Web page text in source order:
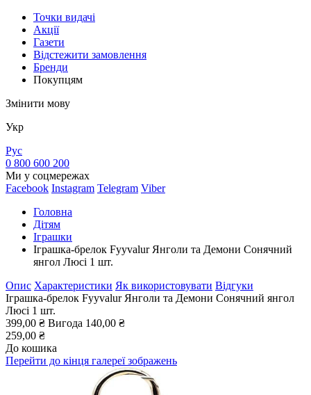
Точки видачi
Акції
Газети
Відстежити замовлення
Бренди
Покупцям
Змінити мову
Укр
Рус
0 800 600 200
Ми у соцмережах
Facebook Instagram Telegram Viber
Головна
Дітям
Іграшки
Іграшка-брелок Fyyvalur Янголи та Демони Сонячний
янгол Люсі 1 шт.
Опис Характеристики Як використовувати Відгуки
Іграшка-брелок Fyyvalur Янголи та Демони Сонячний янгол
Люсі 1 шт.
399,00 ₴ Вигода 140,00 ₴
259,00 ₴
До кошика
Перейти до кінця галереї зображень